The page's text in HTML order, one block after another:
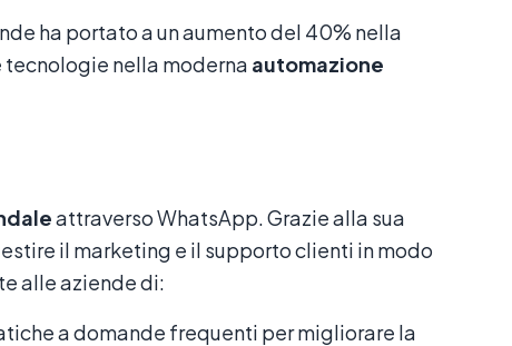
ha portato a un aumento del 40% nella
nella moderna automazione
attraverso WhatsApp. Grazie alla sua
il marketing e il supporto clienti in modo
alle aziende di:
a domande frequenti per migliorare la